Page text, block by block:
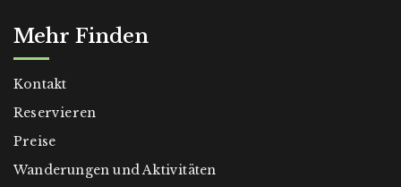
Mehr Finden
Kontakt
Reservieren
Preise
Wanderungen und Aktivitäten